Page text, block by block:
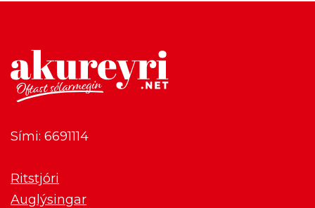
Sími: 6691114
Ritstjóri
Auglýsingar